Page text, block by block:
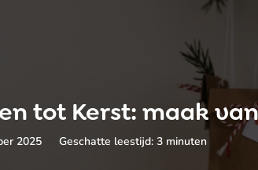
tot Kerst: maak
2025 Geschatte leestijd: 3 minuten